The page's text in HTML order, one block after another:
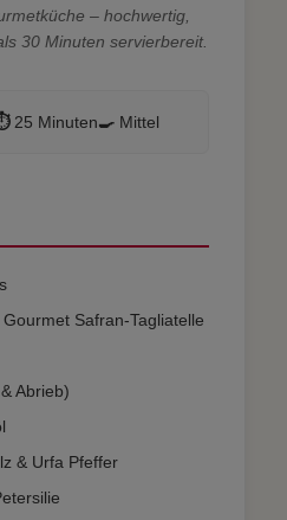
– hochwertig,
30 Minuten servierbereit.
25 Minuten🍳 Mittel
Safran-Tagliatelle
Abrieb)
& Urfa Pfeffer